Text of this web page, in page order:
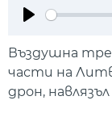
Въздушна
части на
дрон,